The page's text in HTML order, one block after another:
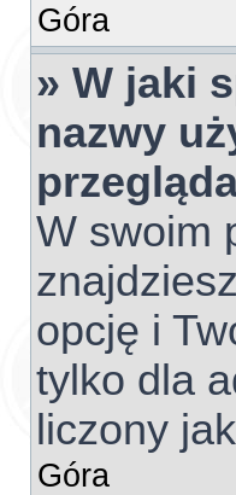
Góra
» W jaki
nazwy
W swoim
opcję i
tylko dla
liczony
Góra